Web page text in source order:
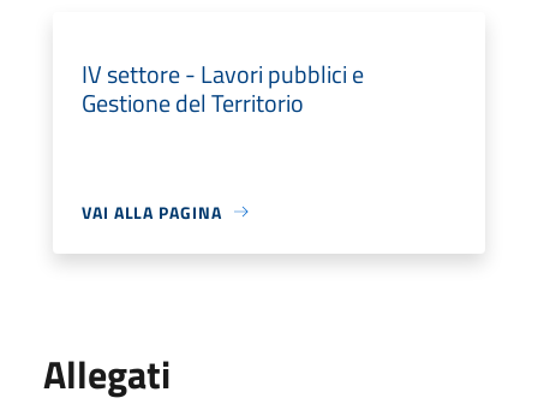
IV settore - Lavori pubblici e
Gestione del Territorio
VAI ALLA PAGINA
Allegati